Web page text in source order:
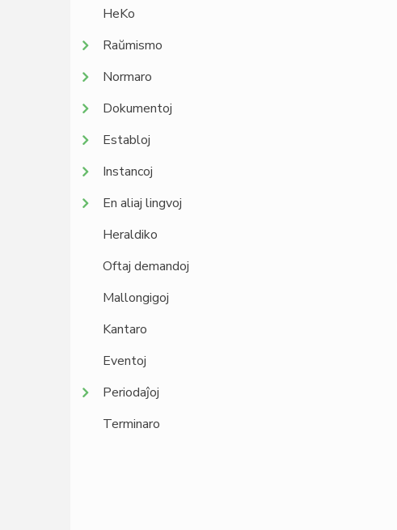
HeKo
Raŭmismo
Normaro
Dokumentoj
Establoj
Instancoj
En aliaj lingvoj
Heraldiko
Oftaj demandoj
Mallongigoj
Kantaro
Eventoj
Periodaĵoj
Terminaro